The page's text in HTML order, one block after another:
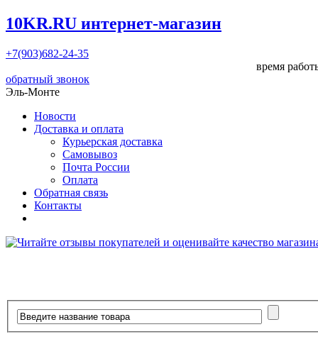
10KR.RU интернет-магазин
+7(903)682-24-35
время
обратный звонок
Эль-Монте
Новости
Доставка и оплата
Курьерская доставка
Самовывоз
Почта России
Оплата
Обратная связь
Контакты